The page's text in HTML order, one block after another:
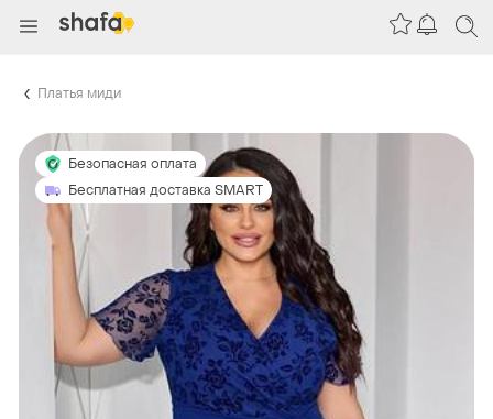
Платья миди
Безопасная оплата
Бесплатная доставка SMART